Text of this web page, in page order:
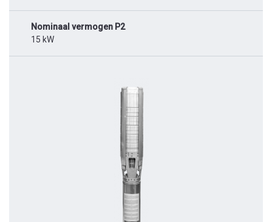
Nominaal vermogen P2
15 kW